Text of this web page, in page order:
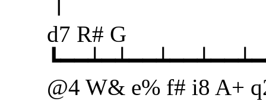
d7 R# G
@4 W& e% f# i8 A+